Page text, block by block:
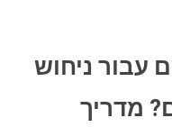
עבור ניחוש
מדריך